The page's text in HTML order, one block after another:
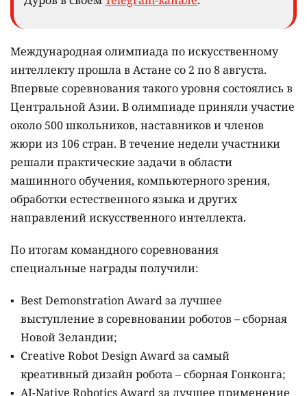
Международная олимпиада по искусственному
интеллекту прошла в Астане со 2 по 8 августа.
Впервые соревнования такого уровня состоялись в
Центральной Азии. В олимпиаде приняли участие
около 500 школьников, наставников и членов
жюри из 106 стран. В течение недели участники
решали практические задачи в области
машинного обучения, компьютерного зрения,
обработки естественного языка и других
направлений искусственного интеллекта.
По итогам командного соревнования
специальные награды получили:
Best Demonstration Award за лучшее
выступление в соревновании роботов – сборная
Новой Зеландии;
Creative Robot Design Award за самый
креативный дизайн робота – сборная Гонконга;
AI-Native Robotics Award за лучшее применение